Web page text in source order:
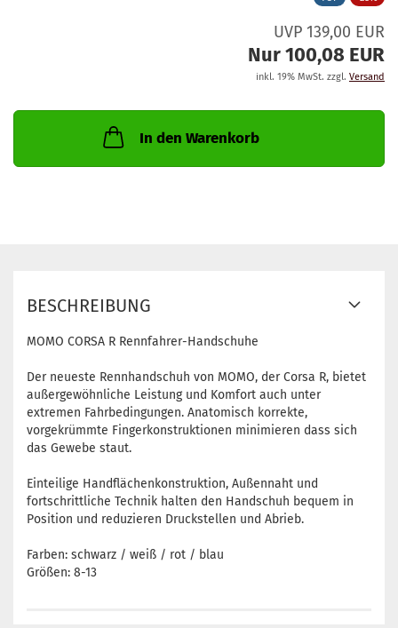
UVP 139,00 EUR
Nur 100,08 EUR
inkl. 19% MwSt. zzgl. Versand
In den Warenkorb
BESCHREIBUNG
MOMO CORSA R Rennfahrer-Handschuhe
Der neueste Rennhandschuh von MOMO, der Corsa R, bietet
außergewöhnliche Leistung und Komfort auch unter
extremen Fahrbedingungen. Anatomisch korrekte,
vorgekrümmte Fingerkonstruktionen minimieren dass sich
das Gewebe staut.
Einteilige Handflächenkonstruktion, Außennaht und
fortschrittliche Technik halten den Handschuh bequem in
Position und reduzieren Druckstellen und Abrieb.
Farben: schwarz / weiß / rot / blau
Größen: 8-13